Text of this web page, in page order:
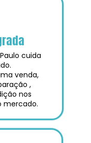
cuida
venda,
,
nos
mercado.